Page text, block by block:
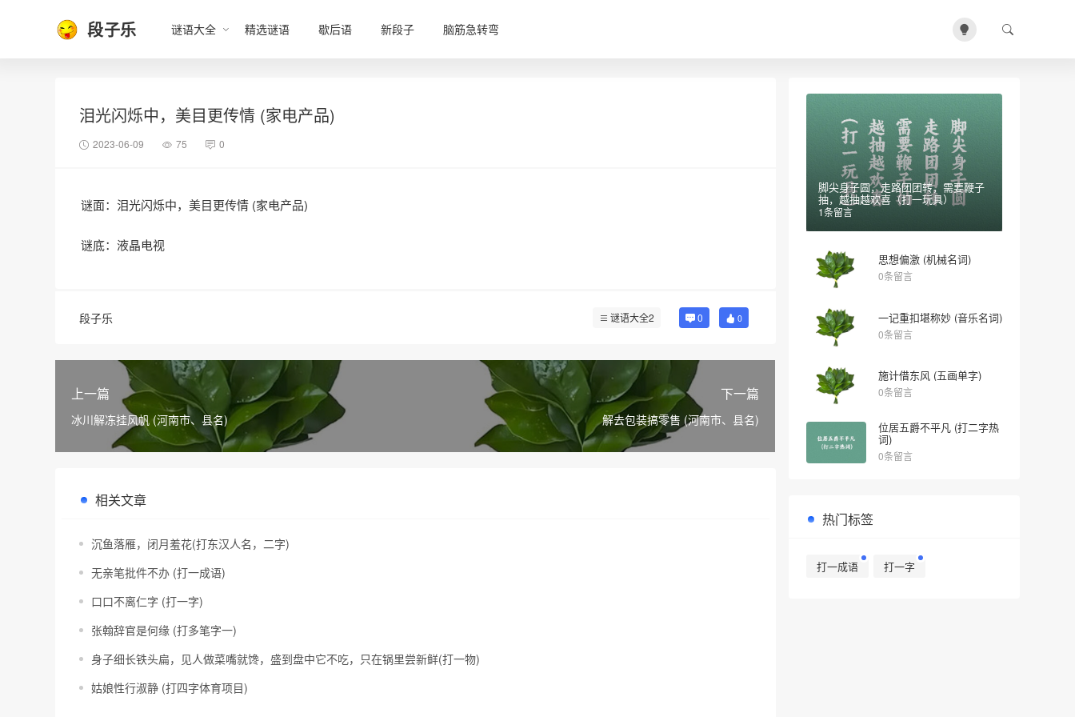
段子乐 谜语大全 精选谜语 歇后语 新段子 脑筋急转弯
泪光闪烁中，美目更传情 (家电产品)
2023-06-09 75 0
谜面：泪光闪烁中，美目更传情 (家电产品)
谜底：液晶电视
段子乐 谜语大全2 0 0
上一篇
冰川解冻挂风帆 (河南市、县名)
下一篇
解去包装搞零售 (河南市、县名)
相关文章
沉鱼落雁，闭月羞花(打东汉人名，二字)
无亲笔批件不办 (打一成语)
口口不离仁字 (打一字)
张翰辞官是何缘 (打多笔字一)
身子细长铁头扁，见人做菜嘴就馋，盛到盘中它不吃，只在锅里尝新鲜(打一物)
姑娘性行淑静 (打四字体育项目)
脚尖身子圆，走路团团转，需要鞭子
抽，越抽越欢喜（打一玩具）
1条留言
思想偏激 (机械名词)
0条留言
一记重扣堪称妙 (音乐名词)
0条留言
施计借东风 (五画单字)
0条留言
位居五爵不平凡 (打二字热
词)
0条留言
热门标签
打一成语 打一字